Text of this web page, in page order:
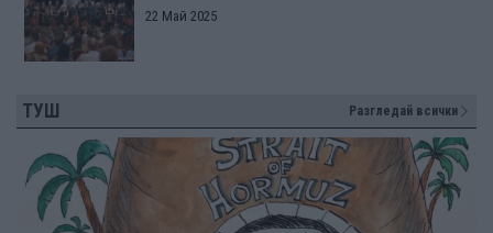
22 Май 2025
ТУШ Разгледай всички